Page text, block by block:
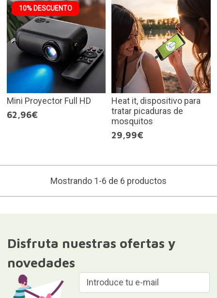
10% DESCUENTO
Mini Proyector Full HD
62,96€
Heat it, dispositivo para
tratar picaduras de
mosquitos
29,99€
Mostrando 1-6 de 6 productos
Disfruta nuestras ofertas y
novedades